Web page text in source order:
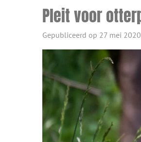
Pleit voor
Gepubliceerd op 27 mei